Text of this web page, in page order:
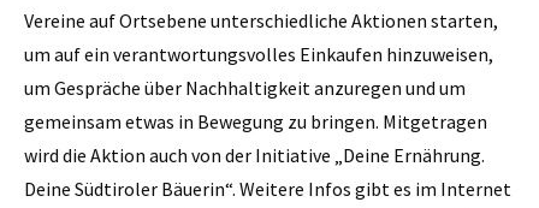
Vereine auf Ortsebene unterschiedliche Aktionen starten,
um auf ein verantwortungsvolles Einkaufen hinzuweisen,
um Gespräche über Nachhaltigkeit anzuregen und um
gemeinsam etwas in Bewegung zu bringen. Mitgetragen
wird die Aktion auch von der Initiative „Deine Ernährung.
Deine Südtiroler Bäuerin“. Weitere Infos gibt es im Internet